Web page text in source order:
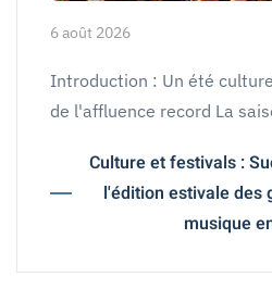
6 août 2026
Introduction : Un été
de l'affluence record La
Culture et festivals :
l'édition estivale des
musique